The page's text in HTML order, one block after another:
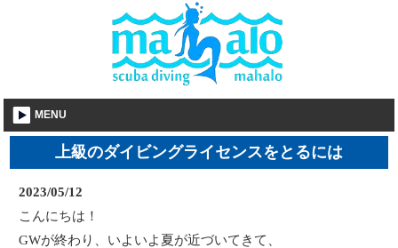
MENU
上級のダイビングライセンスをとるには
2023/05/12
こんにちは！
GWが終わり、いよいよ夏が近づいてきて、